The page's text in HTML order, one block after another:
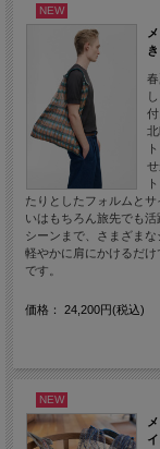
NEW
付
たりとしたフォルムと
いはもちろん旅先でも
シーンまで、さまざまな
軽やかに肩にかけるだ
です。
価格： 24,200円(税込)
NEW